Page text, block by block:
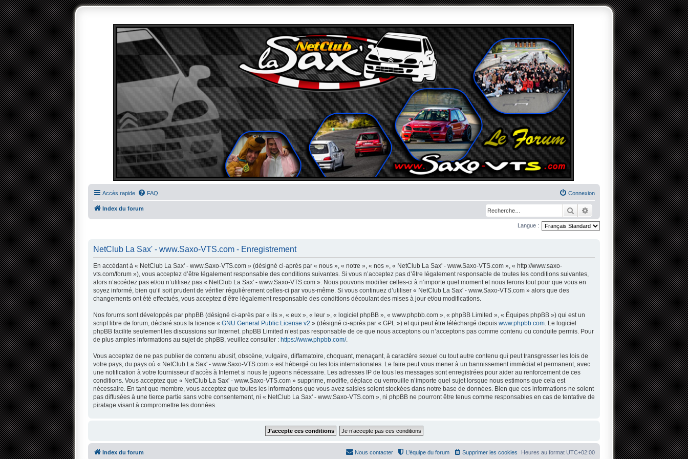
Accès rapide FAQ Connexion
Index du forum RechercherRecherche avancée
Langue :
NetClub La Sax' - www.Saxo-VTS.com - Enregistrement
En accédant à « NetClub La Sax' - www.Saxo-VTS.com » (désigné ci-après par « nous », « notre », « nos », « NetClub La Sax' - www.Saxo-VTS.com », « http://www.saxo-
vts.com/forum »), vous acceptez d’être légalement responsable des conditions suivantes. Si vous n’acceptez pas d’être légalement responsable de toutes les conditions suivantes,
alors n’accédez pas et/ou n’utilisez pas « NetClub La Sax' - www.Saxo-VTS.com ». Nous pouvons modifier celles-ci à n’importe quel moment et nous ferons tout pour que vous en
soyez informé, bien qu’il soit prudent de vérifier régulièrement celles-ci par vous-même. Si vous continuez d’utiliser « NetClub La Sax' - www.Saxo-VTS.com » alors que des
changements ont été effectués, vous acceptez d’être légalement responsable des conditions découlant des mises à jour et/ou modifications.
Nos forums sont développés par phpBB (désigné ci-après par « ils », « eux », « leur », « logiciel phpBB », « www.phpbb.com », « phpBB Limited », « Équipes phpBB ») qui est un
script libre de forum, déclaré sous la licence « GNU General Public License v2 » (désigné ci-après par « GPL ») et qui peut être téléchargé depuis www.phpbb.com . Le logiciel
phpBB facilite seulement les discussions sur Internet. phpBB Limited n’est pas responsable de ce que nous acceptons ou n’acceptons pas comme contenu ou conduite permis. Pour
de plus amples informations au sujet de phpBB, veuillez consulter : https://www.phpbb.com/.
Vous acceptez de ne pas publier de contenu abusif, obscène, vulgaire, diffamatoire, choquant, menaçant, à caractère sexuel ou tout autre contenu qui peut transgresser les lois de
votre pays, du pays où « NetClub La Sax' - www.Saxo-VTS.com » est hébergé ou les lois internationales. Le faire peut vous mener à un bannissement immédiat et permanent, avec
une notification à votre fournisseur d’accès à Internet si nous le jugeons nécessaire. Les adresses IP de tous les messages sont enregistrées pour aider au renforcement de ces
conditions. Vous acceptez que « NetClub La Sax' - www.Saxo-VTS.com » supprime, modifie, déplace ou verrouille n’importe quel sujet lorsque nous estimons que cela est
nécessaire. En tant que membre, vous acceptez que toutes les informations que vous avez saisies soient stockées dans notre base de données. Bien que ces informations ne soient
pas diffusées à une tierce partie sans votre consentement, ni « NetClub La Sax' - www.Saxo-VTS.com », ni phpBB ne pourront être tenus comme responsables en cas de tentative de
piratage visant à compromettre les données.
Index du forum Heures au format UTC+02:00
Supprimer les cookies
L’équipe du forum
Nous contacter